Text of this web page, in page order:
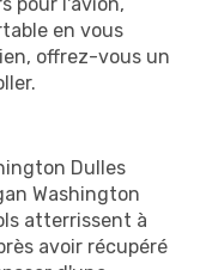
en vous
offrez-vous un
Dulles
Washington
atterrissent à
avoir récupéré